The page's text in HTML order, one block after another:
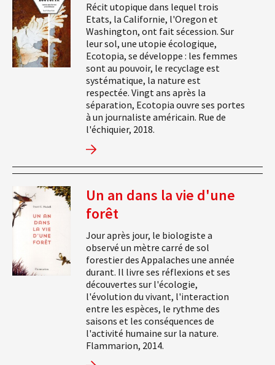
Récit utopique dans lequel trois
Etats, la Californie, l'Oregon et
Washington, ont fait sécession. Sur
leur sol, une utopie écologique,
Ecotopia, se développe : les femmes
sont au pouvoir, le recyclage est
systématique, la nature est
respectée. Vingt ans après la
séparation, Ecotopia ouvre ses portes
à un journaliste américain. Rue de
l'échiquier, 2018.
Un an dans la vie d'une
forêt
Jour après jour, le biologiste a
observé un mètre carré de sol
forestier des Appalaches une année
durant. Il livre ses réflexions et ses
découvertes sur l'écologie,
l'évolution du vivant, l'interaction
entre les espèces, le rythme des
saisons et les conséquences de
l'activité humaine sur la nature.
Flammarion, 2014.